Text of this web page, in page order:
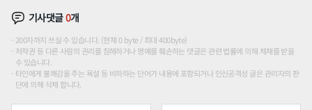
기사댓글0개
200자까지 쓰실 수 있습니다. (현재 0 byte / 최대 400byte)
저작권 등 다른 사람의 권리를 침해하거나 명예를 훼손하는 댓글은 관련 법률에 의해 제재를 받을
수 있습니다.
타인에게 불쾌감을 주는 욕설 등 비하하는 단어가 내용에 포함되거나 인신공격성 글은 관리자의 판
단에 의해 삭제 합니다.